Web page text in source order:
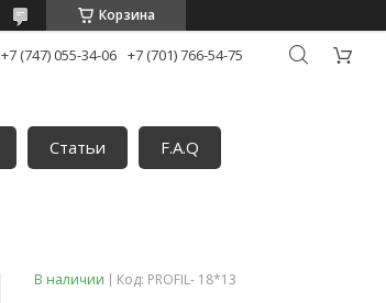
Корзина
+7 (747) 055-34-06 +7 (701) 766-54-75
Статьи F.A.Q
В наличии Код: PROFIL- 18*13